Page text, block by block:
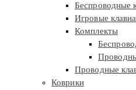
Беспроводные
Игровые
Комплекты
Проводные
Коврики